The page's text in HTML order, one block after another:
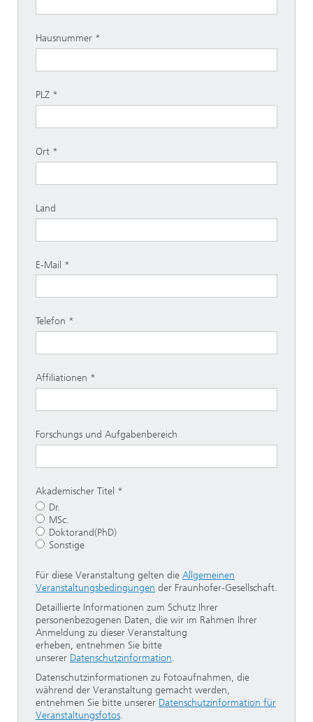
Hausnummer
PLZ
Ort
Land
E-Mail
Telefon
Affiliationen
Forschungs und Aufgabenbereich
Akademischer Titel
Dr.
MSc.
Doktorand(PhD)
Sonstige
Für diese Veranstaltung gelten die Allgemeinen
Veranstaltungsbedingungen der Fraunhofer-Gesellschaft.
Detaillierte Informationen zum Schutz Ihrer
personenbezogenen Daten, die wir im Rahmen Ihrer
Anmeldung zu dieser Veranstaltung
erheben, entnehmen Sie bitte
unserer Datenschutzinformation.
Datenschutzinformationen zu Fotoaufnahmen, die
während der Veranstaltung gemacht werden,
entnehmen Sie bitte unserer Datenschutzinformation für
Veranstaltungsfotos.